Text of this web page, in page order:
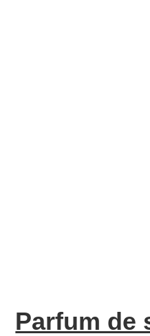
Parfum de